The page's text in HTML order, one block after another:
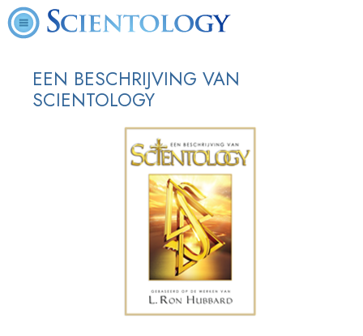
EEN BESCHRIJVING VAN
SCIENTOLOGY